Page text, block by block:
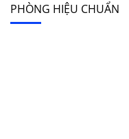
PHÒNG HIỆU CHUẨN